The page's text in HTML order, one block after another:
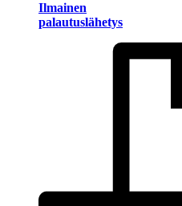
Ilmainen
palautuslähetys